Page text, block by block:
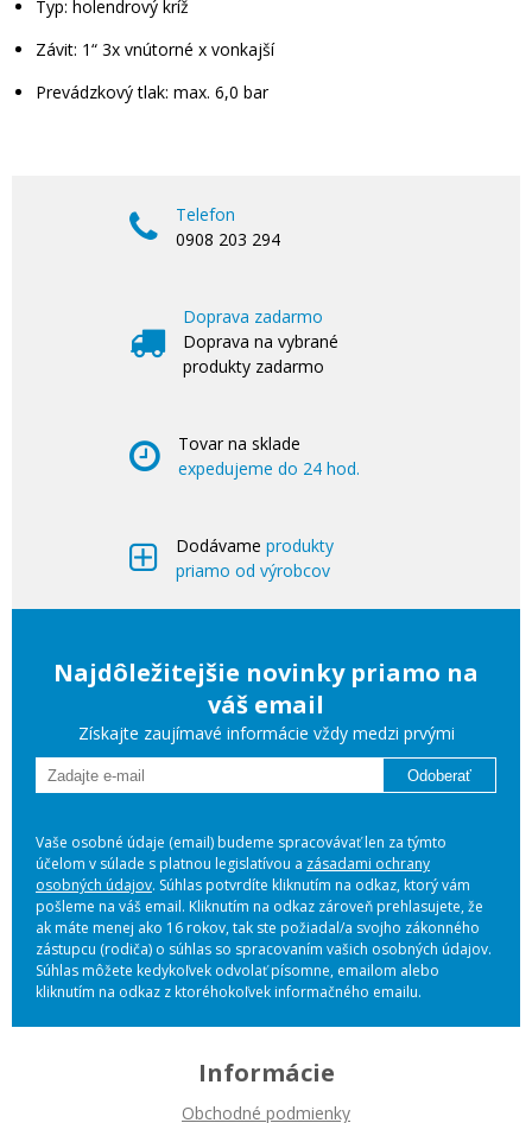
Typ: holendrový kríž
Závit: 1“ 3x vnútorné x vonkajší
Prevádzkový tlak: max. 6,0 bar
Telefon
0908 203 294
Doprava zadarmo
Doprava na vybrané
produkty zadarmo
Tovar na sklade
expedujeme do 24 hod.
Dodávame produkty
priamo od výrobcov
Najdôležitejšie novinky priamo na
váš email
Získajte zaujímavé informácie vždy medzi prvými
Odoberať
Vaše osobné údaje (email) budeme spracovávať len za týmto
účelom v súlade s platnou legislatívou a zásadami ochrany
osobných údajov. Súhlas potvrdíte kliknutím na odkaz, ktorý vám
pošleme na váš email. Kliknutím na odkaz zároveň prehlasujete, že
ak máte menej ako 16 rokov, tak ste požiadal/a svojho zákonného
zástupcu (rodiča) o súhlas so spracovaním vašich osobných údajov.
Súhlas môžete kedykoľvek odvolať písomne, emailom alebo
kliknutím na odkaz z ktoréhokoľvek informačného emailu.
Informácie
Obchodné podmienky